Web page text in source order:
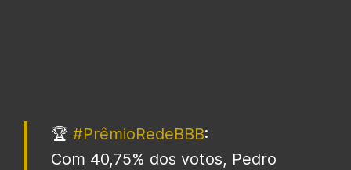
🏆 #PrêmioRedeBBB:
Com 40,75% dos votos, Pedro